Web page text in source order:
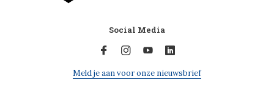
Social Media
Meld je aan voor onze nieuwsbrief